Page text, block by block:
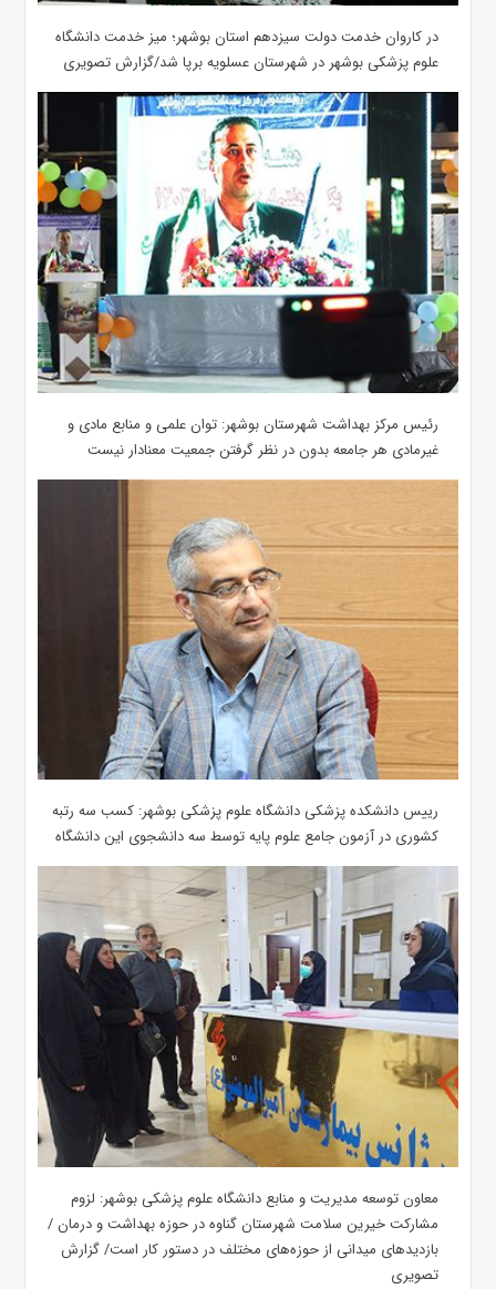
در کاروان خدمت دولت سیزدهم استان بوشهر؛ میز خدمت دانشگاه
علوم پزشکی بوشهر در شهرستان عسلویه برپا شد/گزارش تصویری
رئیس مرکز بهداشت شهرستان بوشهر: توان علمی و منابع مادی و
غیرمادی هر جامعه بدون در نظر گرفتن جمعیت معنادار نیست
رییس دانشکده پزشکی دانشگاه علوم پزشکی بوشهر: کسب سه رتبه
کشوری در آزمون جامع علوم پایه توسط سه دانشجوی این دانشگاه
معاون توسعه مدیریت و منابع دانشگاه علوم پزشکی بوشهر: لزوم
مشارکت خیرین سلامت شهرستان گناوه در حوزه بهداشت و درمان /
بازدیدهای میدانی از حوزه‌های مختلف در دستور کار است/ گزارش
تصویری